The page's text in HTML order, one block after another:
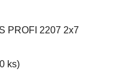
PROFI 2207 2x7
ks)